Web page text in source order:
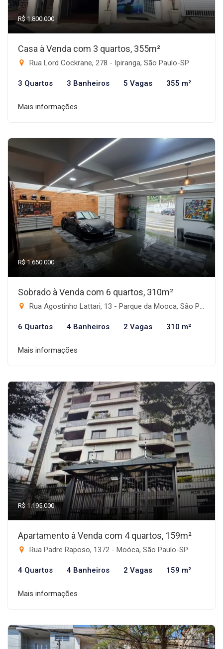
R$ 1.800.000
Casa à Venda com 3 quartos, 355m²
Rua Lord Cockrane, 278 - Ipiranga, São Paulo-SP
3 Quartos 3 Banheiros 5 Vagas 355 m²
Mais informações
R$ 1.650.000
Sobrado à Venda com 6 quartos, 310m²
Rua Agostinho Lattari, 13 - Parque da Mooca, São Paulo-SP
6 Quartos 4 Banheiros 2 Vagas 310 m²
Mais informações
R$ 1.195.000
Apartamento à Venda com 4 quartos, 159m²
Rua Padre Raposo, 1372 - Moóca, São Paulo-SP
4 Quartos 4 Banheiros 2 Vagas 159 m²
Mais informações